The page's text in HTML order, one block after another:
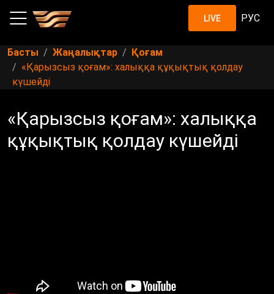
LIVE РУС
Басты Жаңалықтар
Қоғам
«Қарызсыз қоғам»: халыққа құқықтық қолдау
күшейді
«Қарызсыз қоғам»: халыққа
құқықтық қолдау күшейді